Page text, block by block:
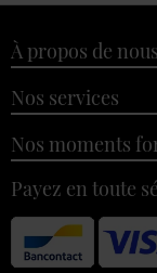
À propos de nous
Nos services
Nos moments
Payez en toute